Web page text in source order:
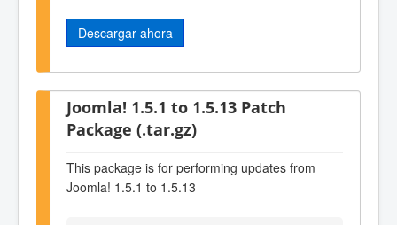
Descargar ahora
Joomla! 1.5.1 to 1.5.13 Patch
Package (.tar.gz)
This package is for performing updates from
Joomla! 1.5.1 to 1.5.13